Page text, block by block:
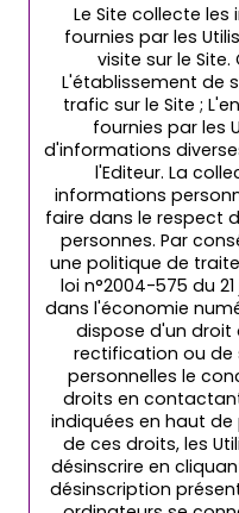
Le Site collecte
fournies par les
visite sur le
L'établissement de
trafic sur le Site ;
fournies par les
d'informations
l'Editeur. La
informations
faire dans le respect
personnes. Par
une politique de
loi n°2004-575 du
dans l'économie
dispose d'un
rectification ou de
personnelles le
droits en
indiquées en haut de
de ces droits, les
désinscrire en
désinscription